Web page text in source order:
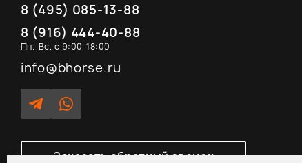
8 (495) 085-13-88
8 (916) 444-40-88
Пн.-Вс. с 9:00-18:00
info@bhorse.ru
Заказать обратный звонок